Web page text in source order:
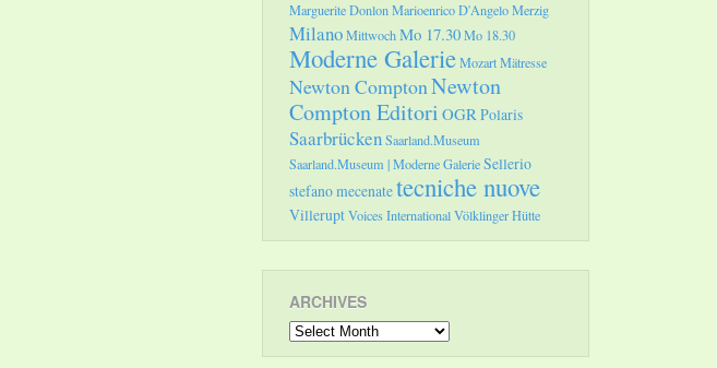
Marguerite DonlonMarioenrico D'AngeloMerzig
MilanoMittwochMo 17.30Mo 18.30
Moderne GalerieMozartMätresse
Newton ComptonNewton
Compton Editori OGRPolaris
SaarbrückenSaarland.Museum
Saarland.Museum | Moderne GalerieSellerio
stefano mecenatetecniche nuove
VilleruptVoices InternationalVölklinger Hütte
ARCHIVES
Archives